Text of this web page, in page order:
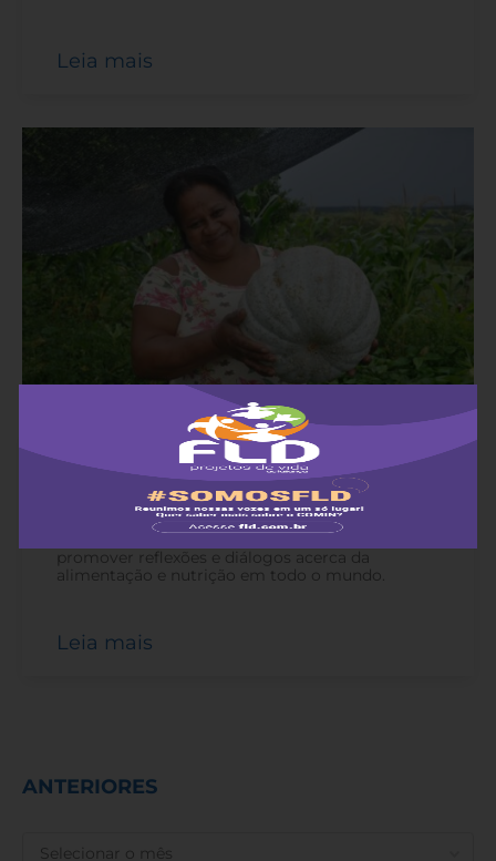
Leia mais
Dia Mundial da Alimentação
16 de outubro de 2022-
A data celebrada em 16 de outubro busca
promover reflexões e diálogos acerca da
alimentação e nutrição em todo o mundo.
Leia mais
ANTERIORES